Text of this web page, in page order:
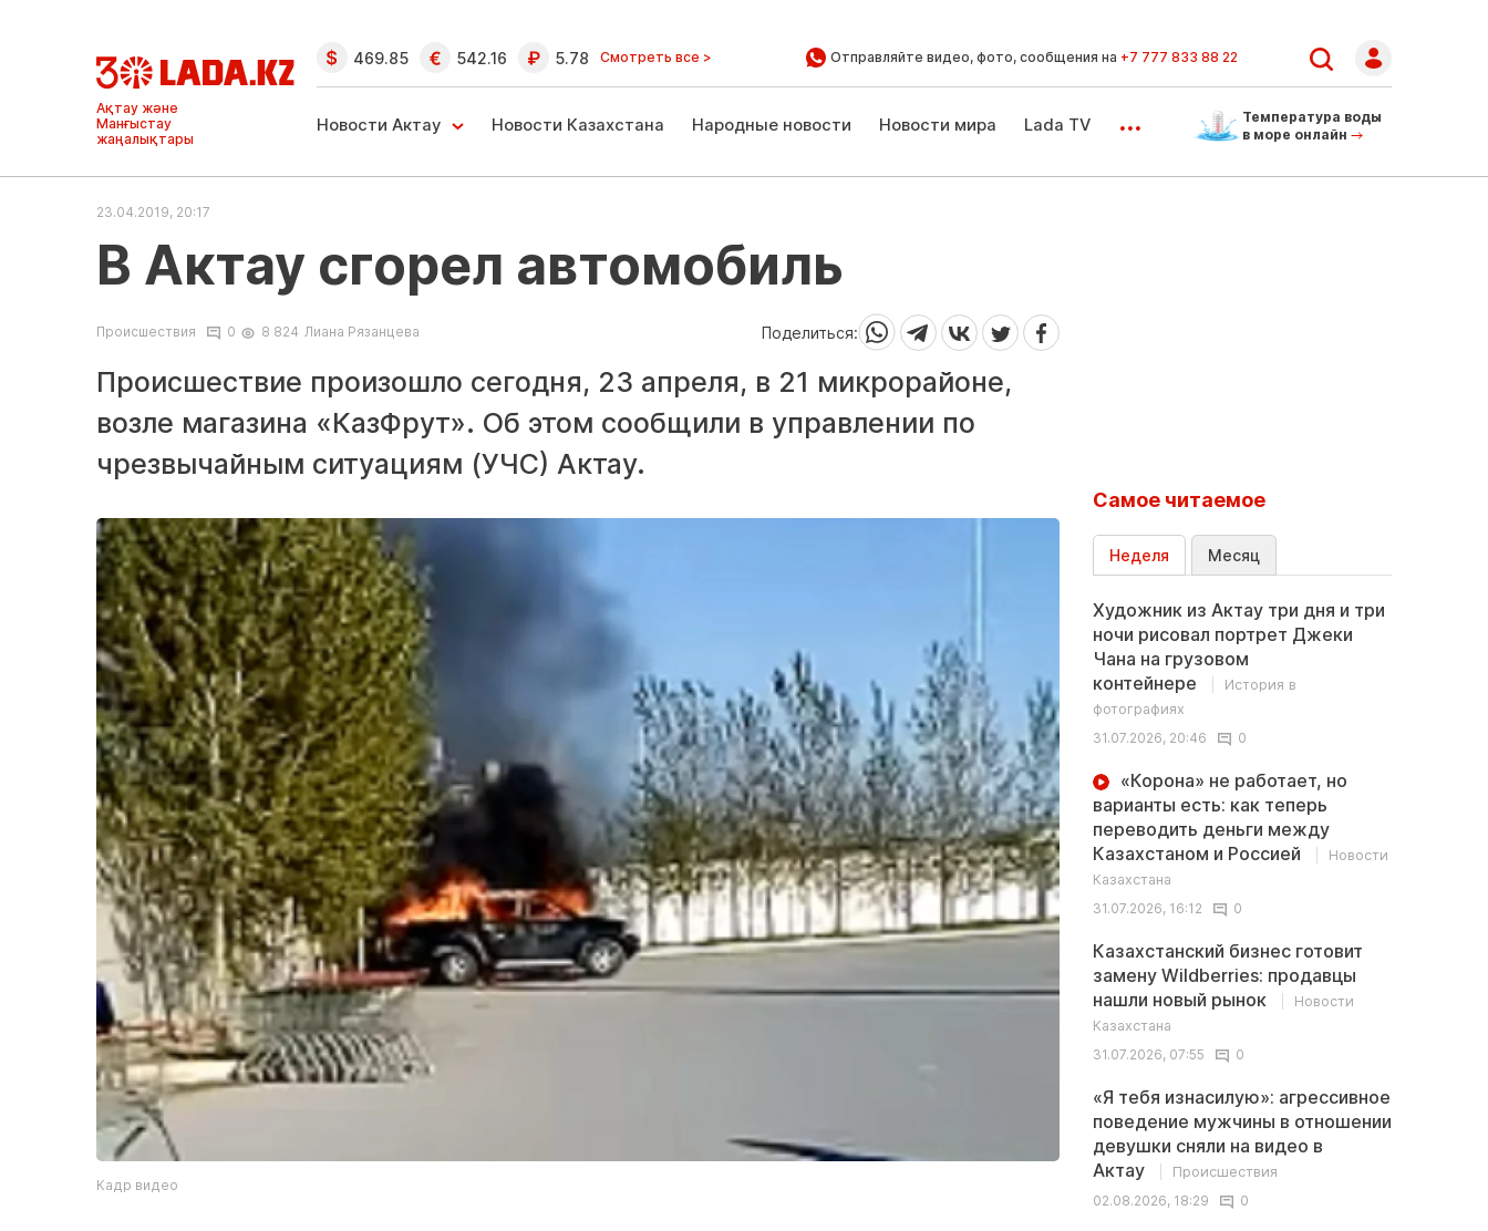
Ақтау және
Манғыстау
жаңалықтары
469.85 542.16 5.78 Смотреть все > Отправляйте видео, фото, сообщения на +7 777 833 88 22
Новости Актау Новости Казахстана Народные новости Новости мира Lada TV ...
Температура воды
в море онлайн
23.04.2019, 20:17
В Актау сгорел автомобиль
Происшествия 0 8 824 Лиана Рязанцева Поделиться:
Происшествие произошло сегодня, 23 апреля, в 21 микрорайоне,
возле магазина «КазФрут». Об этом сообщили в управлении по
чрезвычайным ситуациям (УЧС) Актау.
Кадр видео
Самое читаемое
Неделя Месяц
Художник из Актау три дня и три
ночи рисовал портрет Джеки
Чана на грузовом
контейнере
История в
фотографиях
31.07.2026, 20:46
0
«Корона» не работает, но
варианты есть: как теперь
переводить деньги между
Казахстаном и Россией
Новости
Казахстана
31.07.2026, 16:12
0
Казахстанский бизнес готовит
замену Wildberries: продавцы
нашли новый рынок
Новости
Казахстана
31.07.2026, 07:55
0
«Я тебя изнасилую»: агрессивное
поведение мужчины в отношении
девушки сняли на видео в
Актау
Происшествия
02.08.2026, 18:29
0